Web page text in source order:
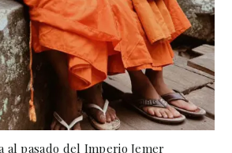
al pasado del Imperio Jemer